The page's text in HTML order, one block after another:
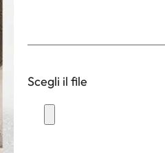
Scegli il file